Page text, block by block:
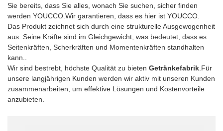
Sie bereits, dass Sie alles, wonach Sie suchen, sicher finden
werden YOUCCO.Wir garantieren, dass es hier ist YOUCCO.
Das Produkt zeichnet sich durch eine strukturelle Ausgewogenheit
aus. Seine Kräfte sind im Gleichgewicht, was bedeutet, dass es
Seitenkräften, Scherkräften und Momentenkräften standhalten
kann..
Wir sind bestrebt, höchste Qualität zu bieten Getränkefabrik.Für
unsere langjährigen Kunden werden wir aktiv mit unseren Kunden
zusammenarbeiten, um effektive Lösungen und Kostenvorteile
anzubieten.